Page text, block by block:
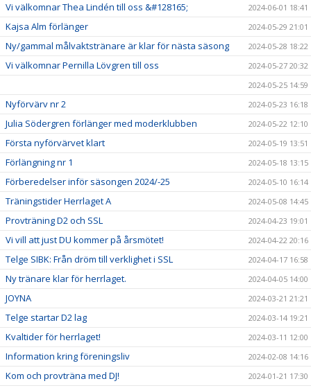
Vi välkomnar Thea Lindén till oss &#128165; 2024-06-01 18:41
Kajsa Alm förlänger 2024-05-29 21:01
Ny/gammal målvaktstränare är klar för nästa säsong 2024-05-28 18:22
Vi välkomnar Pernilla Lövgren till oss
2024-05-27 20:32
2024-05-25 14:59
Nyförvärv nr 2 2024-05-23 16:18
Julia Södergren förlänger med moderklubben 2024-05-22 12:10
Första nyförvärvet klart 2024-05-19 13:51
Förlängning nr 1 2024-05-18 13:15
Förberedelser inför säsongen 2024/-25 2024-05-10 16:14
Träningstider Herrlaget A 2024-05-08 14:45
Provträning D2 och SSL 2024-04-23 19:01
Vi vill att just DU kommer på årsmötet! 2024-04-22 20:16
Telge SIBK: Från dröm till verklighet i SSL 2024-04-17 16:58
Ny tränare klar för herrlaget. 2024-04-05 14:00
JOYNA 2024-03-21 21:21
Telge startar D2 lag 2024-03-14 19:21
Kvaltider för herrlaget! 2024-03-11 12:00
Information kring föreningsliv 2024-02-08 14:16
Kom och provträna med DJ! 2024-01-21 17:30